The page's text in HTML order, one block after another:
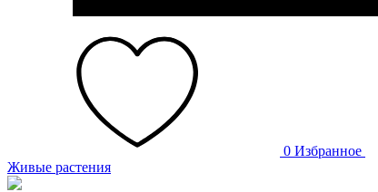
0 Избранное
Живые растения